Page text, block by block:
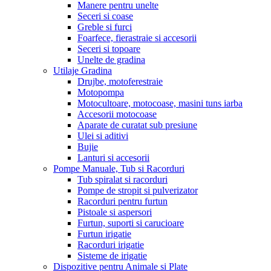
Manere pentru unelte
Seceri si coase
Greble si furci
Foarfece, fierastraie si accesorii
Seceri si topoare
Unelte de gradina
Utilaje Gradina
Drujbe, motoferestraie
Motopompa
Motocultoare, motocoase, masini tuns iarba
Accesorii motocoase
Aparate de curatat sub presiune
Ulei si aditivi
Bujie
Lanturi si accesorii
Pompe Manuale, Tub si Racorduri
Tub spiralat si racorduri
Pompe de stropit si pulverizator
Racorduri pentru furtun
Pistoale si aspersori
Furtun, suporti si carucioare
Furtun irigatie
Racorduri irigatie
Sisteme de irigatie
Dispozitive pentru Animale si Plate